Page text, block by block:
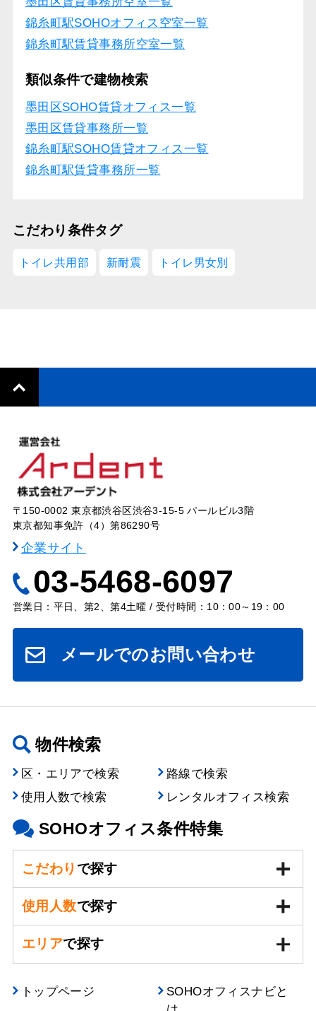
錦糸町駅SOHOオフィス空室一覧
錦糸町駅賃貸事務所空室一覧
類似条件で建物検索
墨田区SOHO賃貸オフィス一覧
墨田区賃貸事務所一覧
錦糸町駅SOHO賃貸オフィス一覧
錦糸町駅賃貸事務所一覧
こだわり条件タグ
トイレ共用部 新耐震 トイレ男女別
〒150-0002 東京都渋谷区渋谷3-15-5 パールビル3階
東京都知事免許（4）第86290号
企業サイト
03-5468-6097
営業日：平日、第2、第4土曜 / 受付時間：10：00～19：00
メールでのお問い合わせ
物件検索
区・エリアで検索
路線で検索
使用人数で検索
レンタルオフィス検索
SOHOオフィス条件特集
こだわり で探す
使用人数で探す
エリアで探す
トップページ
SOHOオフィスナビと